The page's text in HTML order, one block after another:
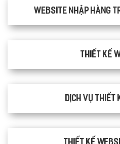
Website nhập hàng
Thiết kế
Dịch vụ thiết